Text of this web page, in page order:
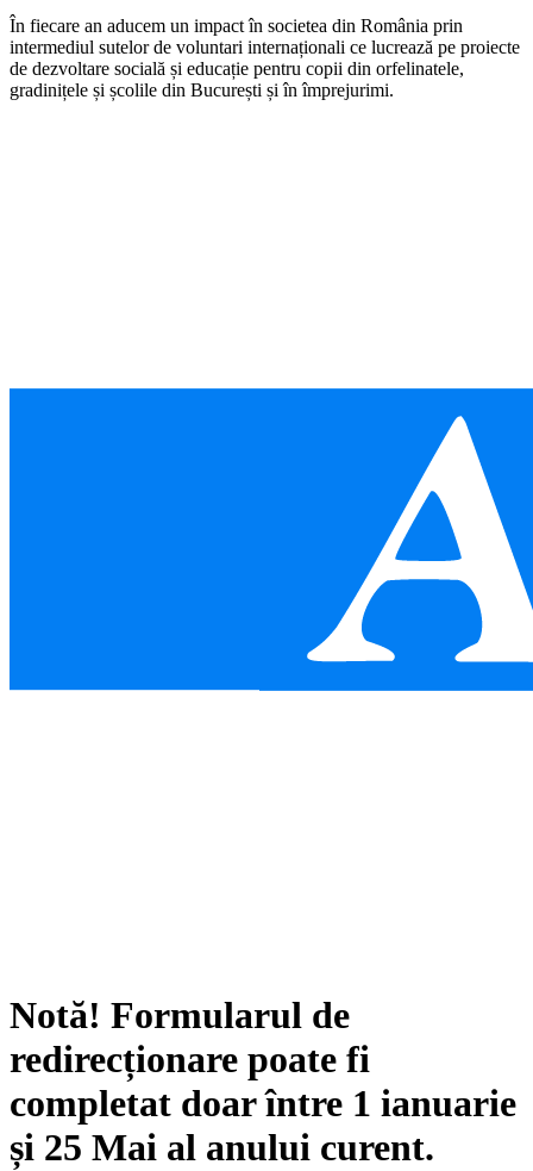
În fiecare an aducem un impact în societea din România prin
intermediul sutelor de voluntari internaționali ce lucrează pe proiecte
de dezvoltare socială și educație pentru copii din orfelinatele,
gradinițele și școlile din București și în împrejurimi.
Notă! Formularul de
redirecționare poate fi
completat doar între 1 ianuarie
și 25 Mai al anului curent.